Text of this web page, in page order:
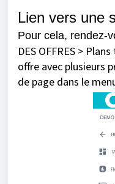
Lien vers une
Pour cela, rendez-
DES OFFRES >
offre avec plusieurs
de page dans le